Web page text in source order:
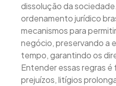
dissolução da
ordenamento jurídico
mecanismos para
negócio, preservando a
tempo, garantindo os
Entender essas regras
prejuízos, litígios